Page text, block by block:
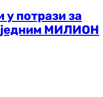
потрази за
МИЛИОН